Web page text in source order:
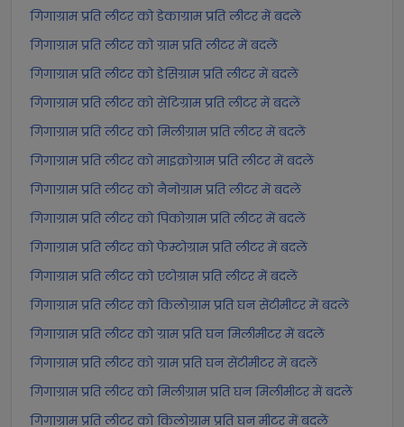
गिगाग्राम प्रति लीटर को डेकाग्राम प्रति लीटर में बदलें
गिगाग्राम प्रति लीटर को ग्राम प्रति लीटर में बदलें
गिगाग्राम प्रति लीटर को डेसिग्राम प्रति लीटर में बदलें
गिगाग्राम प्रति लीटर को सेंटिग्राम प्रति लीटर में बदलें
गिगाग्राम प्रति लीटर को मिलीग्राम प्रति लीटर में बदलें
गिगाग्राम प्रति लीटर को माइक्रोग्राम प्रति लीटर में बदलें
गिगाग्राम प्रति लीटर को नैनोग्राम प्रति लीटर में बदलें
गिगाग्राम प्रति लीटर को पिकोग्राम प्रति लीटर में बदलें
गिगाग्राम प्रति लीटर को फेम्टोग्राम प्रति लीटर में बदलें
गिगाग्राम प्रति लीटर को एटोग्राम प्रति लीटर में बदलें
गिगाग्राम प्रति लीटर को किलोग्राम प्रति घन सेंटीमीटर में बदलें
गिगाग्राम प्रति लीटर को ग्राम प्रति घन मिलीमीटर में बदलें
गिगाग्राम प्रति लीटर को ग्राम प्रति घन सेंटीमीटर में बदलें
गिगाग्राम प्रति लीटर को मिलीग्राम प्रति घन मिलीमीटर में बदलें
गिगाग्राम प्रति लीटर को किलोग्राम प्रति घन मीटर में बदलें